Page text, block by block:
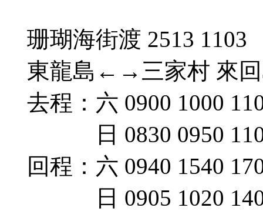
珊瑚海街渡 2513 1103
東龍島←→三家村 來回
去程：六 0900 1000
日 0830 0950 1100
回程：六 0940 1540
日 0905 1020